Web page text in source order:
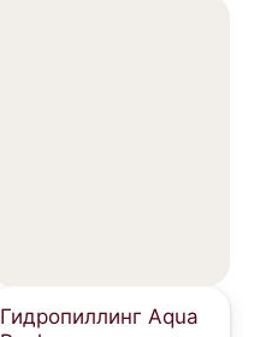
Гидропиллинг Aqua